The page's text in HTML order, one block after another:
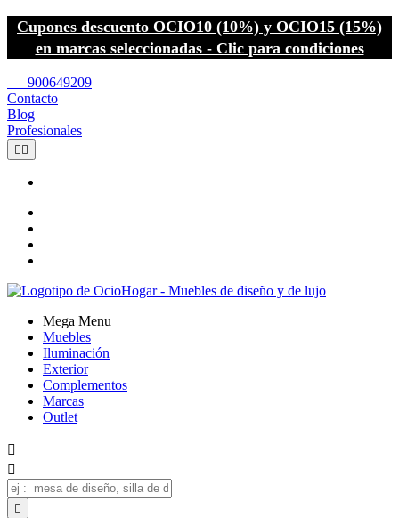
Cupones descuento OCIO10 (10%) y OCIO15 (15%)
en marcas seleccionadas - Clic para condiciones
900649209
Contacto
Blog
Profesionales
 
Mega Menu
Muebles
Iluminación
Exterior
Complementos
Marcas
Outlet


